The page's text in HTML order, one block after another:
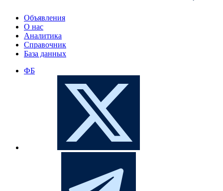
Объявления
О нас
Аналитика
Справочник
База данных
ФБ